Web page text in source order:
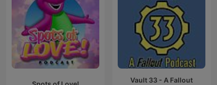
Vault 33 - A Fallout